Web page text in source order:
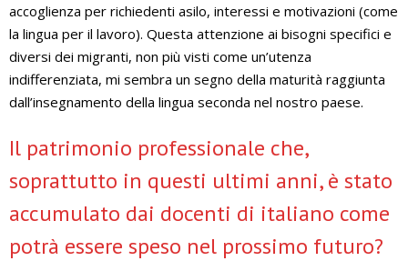
accoglienza per richiedenti asilo, interessi e motivazioni (come
la lingua per il lavoro). Questa attenzione ai bisogni specifici e
diversi dei migranti, non più visti come un’utenza
indifferenziata, mi sembra un segno della maturità raggiunta
dall’insegnamento della lingua seconda nel nostro paese.
Il patrimonio professionale che,
soprattutto in questi ultimi anni, è stato
accumulato dai docenti di italiano come
potrà essere speso nel prossimo futuro?